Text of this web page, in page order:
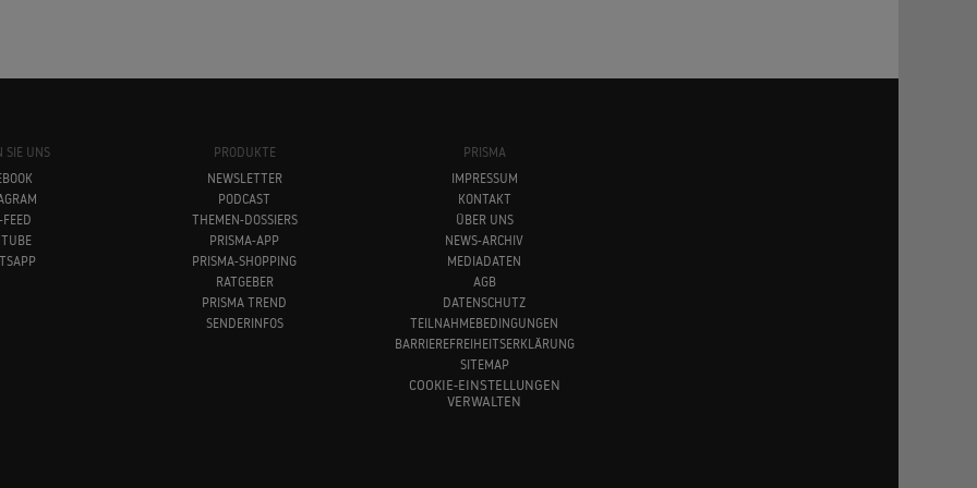
SIE UNS
FEED
PRODUKTE
NEWSLETTER
PODCAST
THEMEN-DOSSIERS
PRISMA-APP
PRISMA-SHOPPING
RATGEBER
PRISMA TREND
SENDERINFOS
PRISMA
IMPRESSUM
KONTAKT
ÜBER UNS
NEWS-ARCHIV
MEDIADATEN
AGB
DATENSCHUTZ
TEILNAHMEBEDINGUNGEN
BARRIEREFREIHEITSERKLÄRUNG
SITEMAP
COOKIE-EINSTELLUNGEN
VERWALTEN